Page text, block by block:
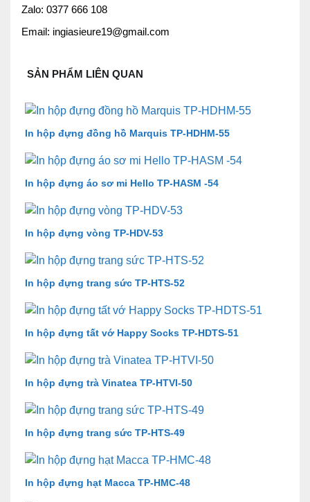
Zalo: 0377 666 108
Email: ingiasieure19@gmail.com
SẢN PHẨM LIÊN QUAN
In hộp đựng đồng hồ Marquis TP-HDHM-55
In hộp đựng áo sơ mi Hello TP-HASM -54
In hộp đựng vòng TP-HDV-53
In hộp đựng trang sức TP-HTS-52
In hộp đựng tất vớ Happy Socks TP-HDTS-51
In hộp đựng trà Vinatea TP-HTVI-50
In hộp đựng trang sức TP-HTS-49
In hộp đựng hạt Macca TP-HMC-48